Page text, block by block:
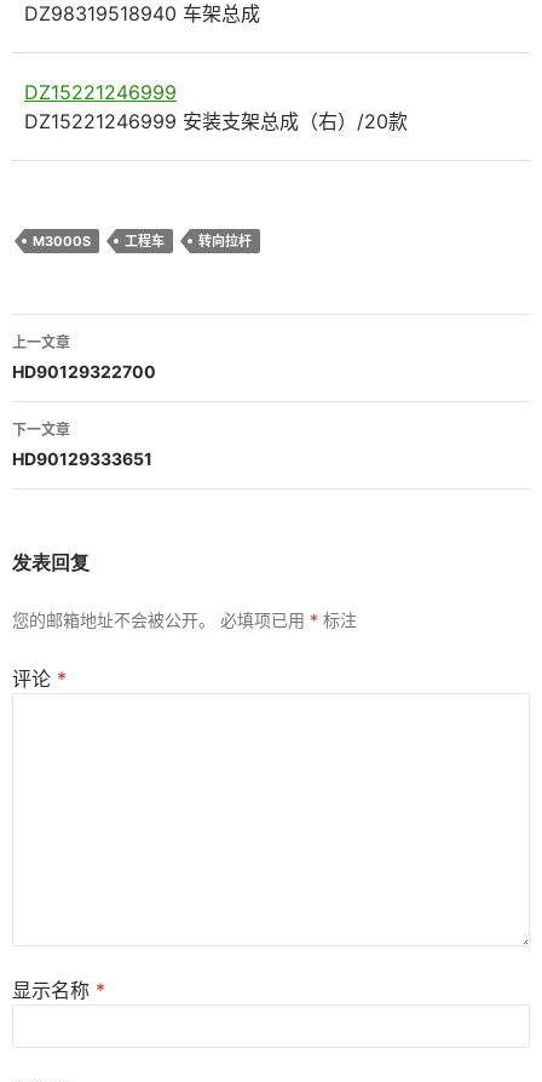
DZ98319518940 车架总成
DZ15221246999
DZ15221246999 安装支架总成（右）/20款
M3000S 工程车 转向拉杆
文
章
导
航
上一文章
HD90129322700
下一文章
HD90129333651
发表回复
您的邮箱地址不会被公开。 必填项已用 * 标注
评论 *
显示名称 *